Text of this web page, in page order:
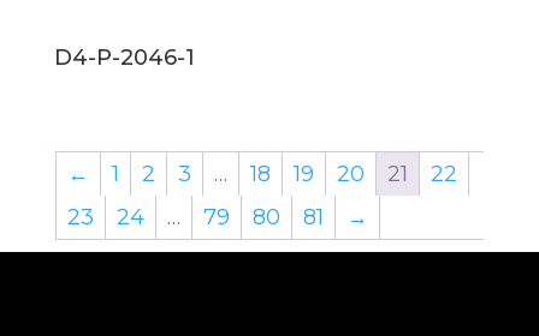
D4-P-2046-1
← 1 2 3 … 18 19 20 21
22
23
24 … 79 80 81 →